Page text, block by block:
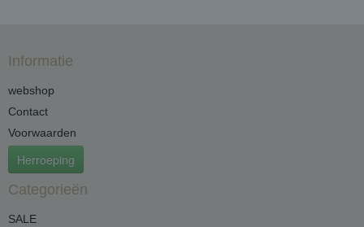
Informatie
webshop
Contact
Voorwaarden
Herroeping
Categorieën
SALE